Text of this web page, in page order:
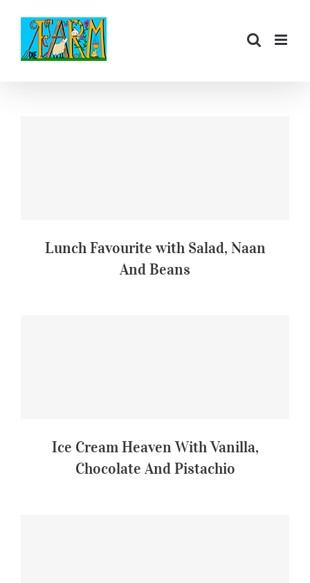
springen
Lunch Favourite with Salad, Naan
And Beans
Ice Cream Heaven With Vanilla,
Chocolate And Pistachio